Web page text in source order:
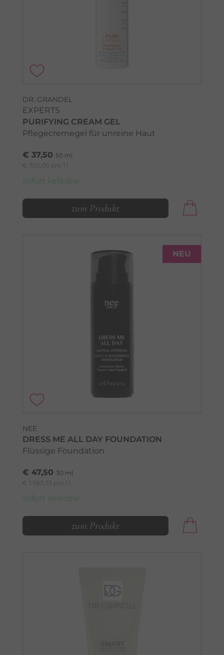
DR. GRANDEL
EXPERTS
PURIFYING CREAM GEL
Pflegecremegel für unreine Haut
€ 37,50 50 ml
€ 750,00 pro 1 l
sofort lieferbar
zum Produkt
NEU
NEE
DRESS ME ALL DAY FOUNDATION
Flüssige Foundation
€ 47,50 30 ml
€ 1.583,33 pro 1 l
sofort lieferbar
zum Produkt